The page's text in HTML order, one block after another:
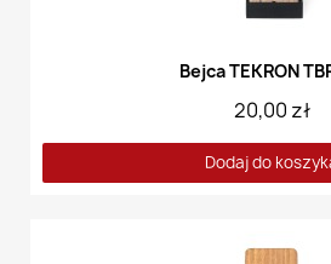
Bejca TEKRON
20,00 zł
Dodaj do